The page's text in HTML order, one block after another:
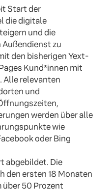
Start der
die digitale
und die
zu
den bisherigen Yext-
Kund*innen mit
Alle relevanten
und
werden über alle
wie
oder Bing
abgebildet. Die
den ersten 18 Monaten
50 Prozent